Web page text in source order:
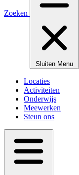
Zoeken
Sluiten Menu
Locaties
Activiteiten
Onderwijs
Meewerken
Steun ons